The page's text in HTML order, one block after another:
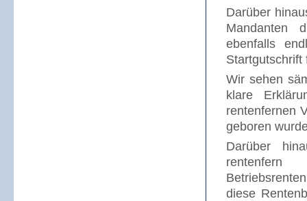
Darüber
Mandanten
ebenfalls
Startgutschrift
Wir sehen
klare
rentenfernen
geboren
Darüber
rentenfern
diese